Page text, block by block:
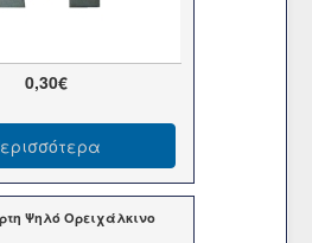
0,30€
Ψηλό Ορειχάλκινο